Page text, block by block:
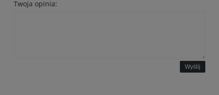
Twoja opinia:
Wyślij